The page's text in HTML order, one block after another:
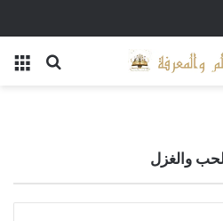
بحث
والغزل